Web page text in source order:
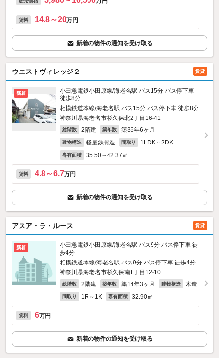
賃料 14.8～20万円
新着の物件の通知を受け取る
ウエストヴィレッジ２ 賃貸
新着
小田急電鉄小田原線/海老名駅 バス15分 バス停下車
徒歩8分
相模鉄道本線/海老名駅 バス15分 バス停下車 徒歩8分
神奈川県海老名市杉久保北2丁目16-41
総階数 2階建 築年数 築36年6ヶ月
建物構造 軽量鉄骨造 間取り 1LDK～2DK
専有面積 35.50～42.37㎡
賃料 4.8～6.7万円
新着の物件の通知を受け取る
アスア・ラ・ルース 賃貸
新着
小田急電鉄小田原線/海老名駅 バス9分 バス停下車 徒
歩4分
相模鉄道本線/海老名駅 バス9分 バス停下車 徒歩4分
神奈川県海老名市杉久保南1丁目12-10
総階数 2階建 築年数 築14年3ヶ月 建物構造 木造
間取り 1R～1K 専有面積 32.90㎡
賃料 6万円
新着の物件の通知を受け取る